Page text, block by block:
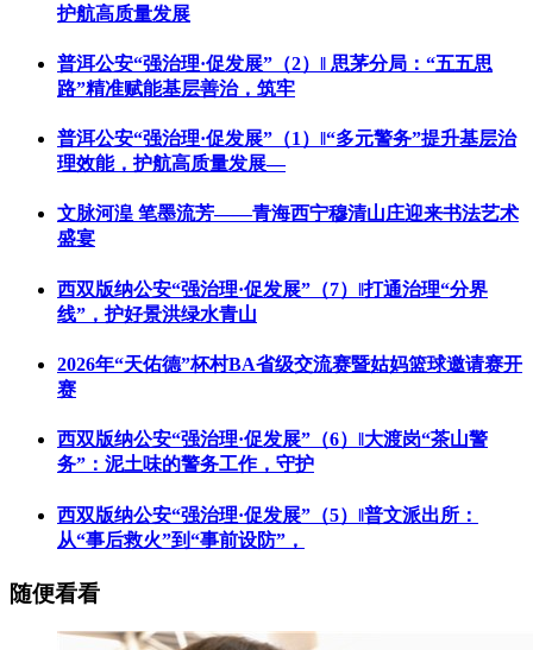
护航高质量发展
普洱公安“强治理·促发展”（2）‖ 思茅分局：“五五思
路”精准赋能基层善治，筑牢
普洱公安“强治理·促发展”（1）‖“多元警务”提升基层治
理效能，护航高质量发展—
文脉河湟 笔墨流芳——青海西宁穆清山庄迎来书法艺术
盛宴
西双版纳公安“强治理·促发展”（7）‖打通治理“分界
线”，护好景洪绿水青山
2026年“天佑德”杯村BA省级交流赛暨姑妈篮球邀请赛开
赛
西双版纳公安“强治理·促发展”（6）‖大渡岗“茶山警
务”：泥土味的警务工作，守护
西双版纳公安“强治理·促发展”（5）‖普文派出所：
从“事后救火”到“事前设防”，
随便看看